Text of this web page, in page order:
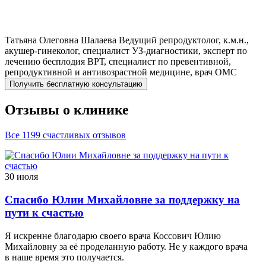
Татьяна Олеговна Шалаева Ведущий репродуктолог, к.м.н.,
акушер-гинеколог, специалист УЗ-диагностики, эксперт по
лечению бесплодия ВРТ, специалист по превентивной,
репродуктивной и антивозрастной медицине, врач ОМС
Получить бесплатную консультацию
Отзывы о клинике
Все 1199 счастливых отзывов
30 июля
Спасибо Юлии Михайловне за поддержку на
пути к счастью
Я искренне благодарю своего врача Коссович Юлию
Михайловну за её проделанную работу. Не у каждого врача
в наше время это получается.